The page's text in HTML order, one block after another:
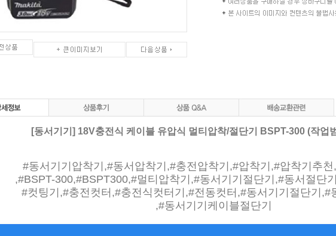
[동서기기] 18V충전식 케이블 유압식 멀티압착/절단기 BSPT-300 (작업
#동서기기압착기,#동서압착기,#충전압착기,#압착기,#압착기추천
,#BSPT-300,#BSPT300,#멀티압착기,#동서기기절단기,#동서절단
#컷팅기,#충전컷터,#충전식컷터기,#전동컷터,#동서기기절단기,#
,#동서기기케이블절단기